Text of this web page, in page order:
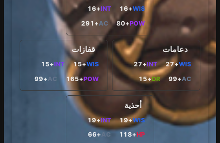
WIS
+16
INT
+16
POW
+80
AC
+291
دعامات
WIS
+27
INT
+27
AC
+99
DR
+15
قفازات
WIS
+15
INT
+15
POW
+165
AC
+99
أحذية
WIS
+19
INT
+19
HP
+118
AC
+66